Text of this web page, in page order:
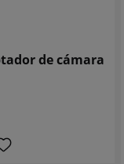
de cámara